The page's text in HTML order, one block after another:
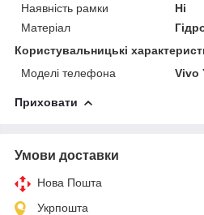
Наявність рамки
Ні
Матеріал
Користувальницькі
Моделі телефона
Vivo
Приховати
Умови доставки
Нова Пошта
Укрпошта